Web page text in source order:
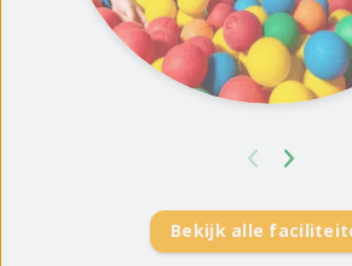
Bekijk alle